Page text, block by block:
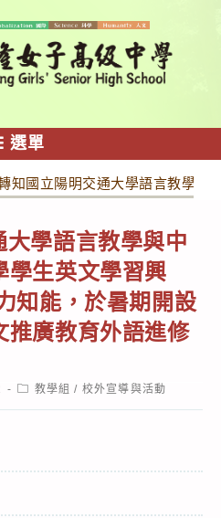
選單
知國立陽明交通大學語言教學與
大學語言教學與中
學生英文學習興
知能，於暑期開設
推廣教育外語進修
Post教學組 / 校外宣導與活動